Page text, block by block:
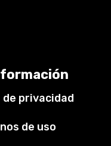
privacidad
de uso